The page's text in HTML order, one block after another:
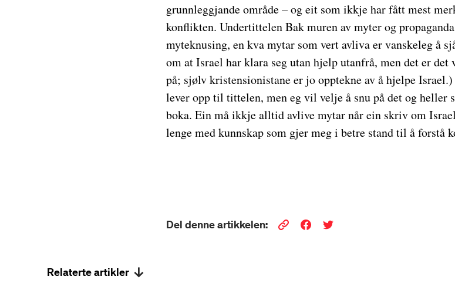
grunnleggjande område – og eit som ikkje har fått mest
konflikten. Undertittelen Bak muren av myter og
myteknusing, en kva mytar som vert avliva er vanskeleg å
om at Israel har klara seg utan hjelp utanfrå, men det er
på; sjølv kristensionistane er jo opptekne av å hjelpe
lever opp til tittelen, men eg vil velje å snu på det og
boka. Ein må ikkje alltid avlive mytar når ein skriv om
lenge med kunnskap som gjer meg i betre stand til å forstå
Del denne artikkelen:
Relaterte artikler